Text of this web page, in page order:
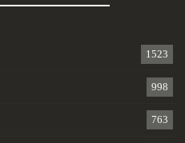
1523
998
763